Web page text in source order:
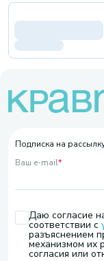
Подписка на
Ваш e-mail*
Даю согласие
соответствии с
разъяснением
механизмом их
согласия или